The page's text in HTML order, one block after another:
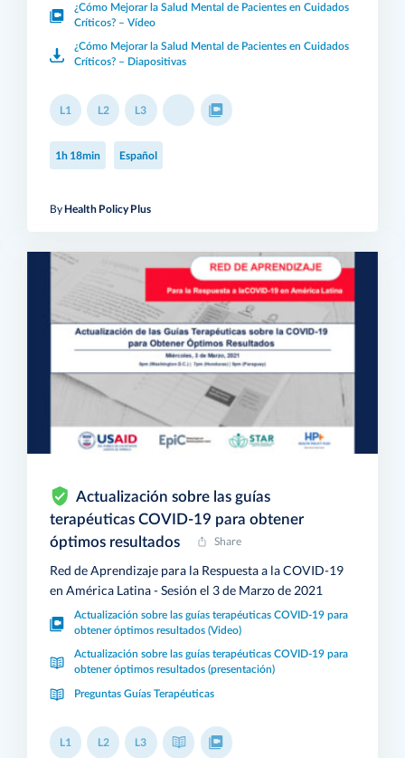
¿Cómo Mejorar la Salud Mental de Pacientes en Cuidados
Críticos? – Vídeo
¿Cómo Mejorar la Salud Mental de Pacientes en Cuidados
Críticos? – Diapositivas
L1 L2 L3
ByHealth Policy Plus
1h 18min Español
Actualización sobre las guías
terapéuticas COVID-19 para obtener
óptimos resultados
Share
Red de Aprendizaje para la Respuesta a la COVID-19
en América Latina - Sesión el 3 de Marzo de 2021
Actualización sobre las guías terapéuticas COVID-19 para
obtener óptimos resultados (Video)
Actualización sobre las guías terapéuticas COVID-19 para
obtener óptimos resultados (presentación)
Preguntas Guías Terapéuticas
L1 L2 L3